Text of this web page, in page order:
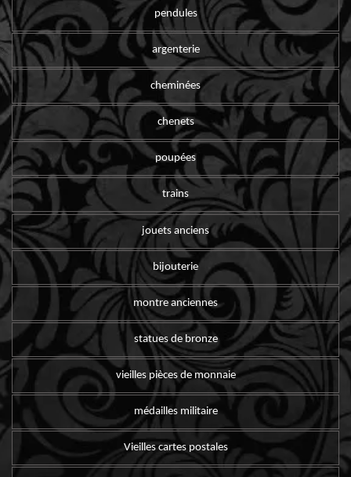
pendules
argenterie
cheminées
chenets
poupées
trains
jouets anciens
bijouterie
montre anciennes
statues de bronze
vieilles pièces de monnaie
médailles militaire
Vieilles cartes postales